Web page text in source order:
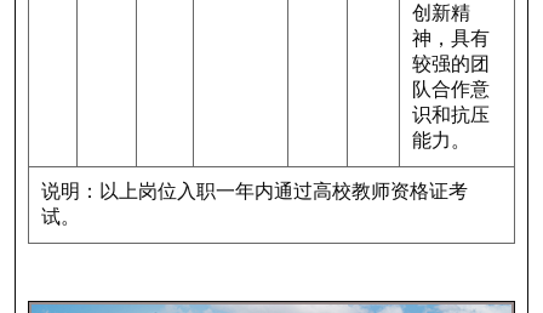
创新精
神，具有
较强的团
队合作意
识和抗压
能力。
说明：以上岗位入职一年内通过高校教师资格证考
试。